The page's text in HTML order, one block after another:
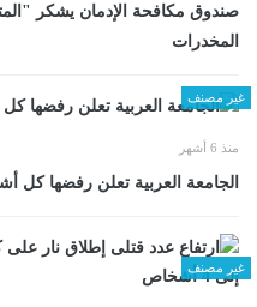
صندوق مكافحة الإدمان يشكر
المخدرات
غير مصنف
منذ 6 أشهر
الجامعة العربية تعلن رفضها كل
غير مصنف